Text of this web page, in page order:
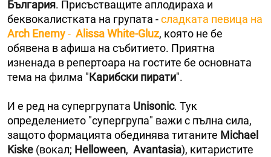
България. Присъстващите аплодираха и
беквокалистката на групата -сладката певица на
Arch Enemy- Alissa White-Gluz, която не бе
обявена в афиша на събитието. Приятна
изненада в репертоара на гостите бе основната
тема на филма "Карибски пирати".
И е ред на супергрупата Unisonic. Тук
определението "супергрупа" важи с пълна сила,
защото формацията обединява титаните Michael
Kiske (вокал; Helloween, Avantasia), китаристите